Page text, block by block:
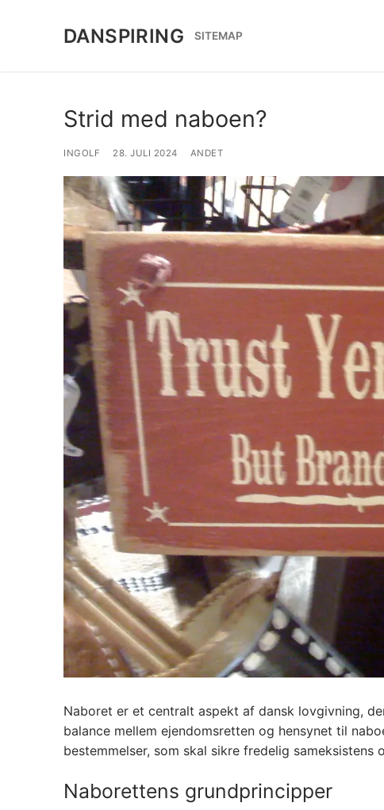
DANSPIRING SITEMAP
Strid med naboen?
INGOLF 28. JULI 2024 ANDET
Naboret er et centralt aspekt af dansk lovgivning,
balance mellem ejendomsretten og hensynet til
bestemmelser, som skal sikre fredelig sameksistens
Naborettens grundprincipper